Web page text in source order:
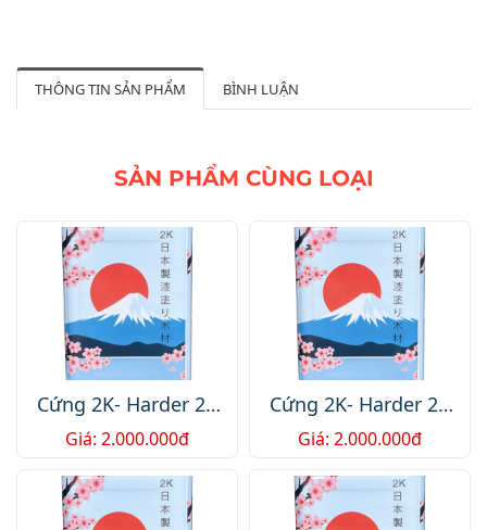
THÔNG TIN SẢN PHẨM BÌNH LUẬN
Cứng 2K- Harder 2K
JP-C5-
2.000.000.1/1Thùng
/751$ /Box
Giá: 2.000.000đ
Cứng 2K- Harder 2K
JP-C5-
2.000.000.1/1Thùng
/751$ /Box
Giá: 2.000.000đ